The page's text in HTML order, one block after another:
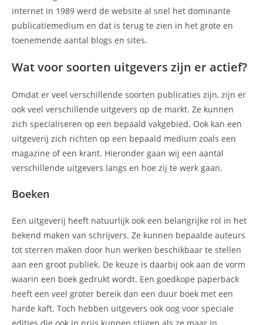
internet in 1989 werd de website al snel het dominante
publicatiemedium en dat is terug te zien in het grote en
toenemende aantal blogs en sites.
Wat voor soorten uitgevers zijn er actief?
Omdat er veel verschillende soorten publicaties zijn, zijn er
ook veel verschillende uitgevers op de markt. Ze kunnen
zich specialiseren op een bepaald vakgebied. Ook kan een
uitgeverij zich richten op een bepaald medium zoals een
magazine of een krant. Hieronder gaan wij een aantal
verschillende uitgevers langs en hoe zij te werk gaan.
Boeken
Een uitgeverij heeft natuurlijk ook een belangrijke rol in het
bekend maken van schrijvers. Ze kunnen bepaalde auteurs
tot sterren maken door hun werken beschikbaar te stellen
aan een groot publiek. De keuze is daarbij ook aan de vorm
waarin een boek gedrukt wordt. Een goedkope paperback
heeft een veel groter bereik dan een duur boek met een
harde kaft. Toch hebben uitgevers ook oog voor speciale